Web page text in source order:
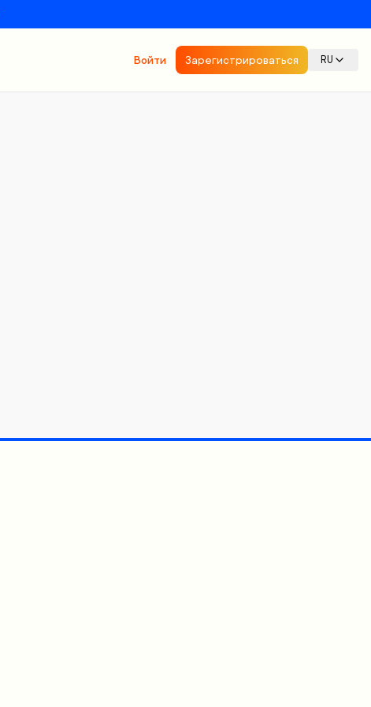
Войти Зарегистрироваться RU